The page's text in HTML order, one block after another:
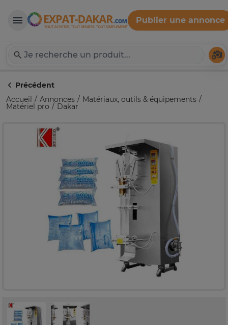
Expat-Dakar
Publier une annonce
Précédent
Accueil
Annonces Matériaux, outils & équipements
Matériel pro Dakar